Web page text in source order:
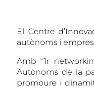
El Centre
autònoms i
Amb “1r
Autònoms de la
promoure i